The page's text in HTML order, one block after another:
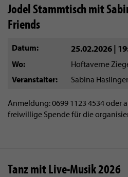
Jodel Stammtisch mit
Friends
Datum 25.02.2026 |
Wo
Hoftaverne
Veranstalter
Sabina
Anmeldung: 0699 1123 4534 oder
freiwillige Spende für die
Tanz mit Live-Musik 2026